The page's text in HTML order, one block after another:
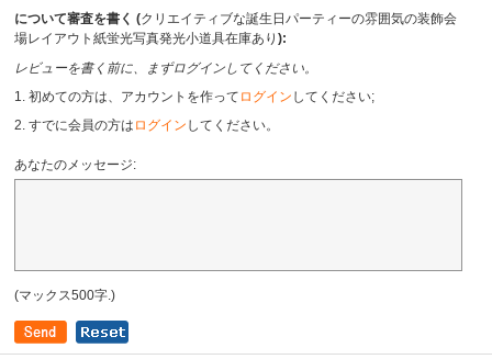
について審査を書く (クリエイティブな誕生日パーティーの雰囲気の装飾会
場レイアウト紙蛍光写真発光小道具在庫あり ):
レビューを書く前に、まずログインしてください。
1. 初めての方は、アカウントを作って ログイン してください;
2. すでに会員の方は ログイン してください。
あなたのメッセージ:
(マックス500字.)